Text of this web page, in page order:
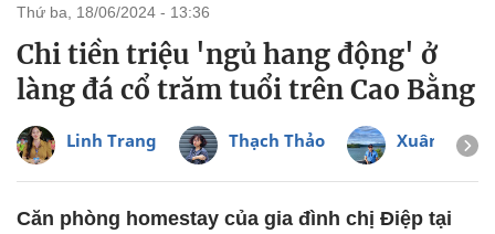
thứ ba, 18/06/2024 - 13:36
Chi tiền triệu 'ngủ hang động' ở
làng đá cổ trăm tuổi trên Cao Bằng
Linh Trang Thạch Thảo Xuân Minh
Căn phòng homestay của gia đình chị Điệp tại